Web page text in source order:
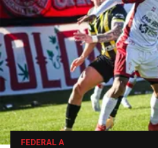
FEDERAL A